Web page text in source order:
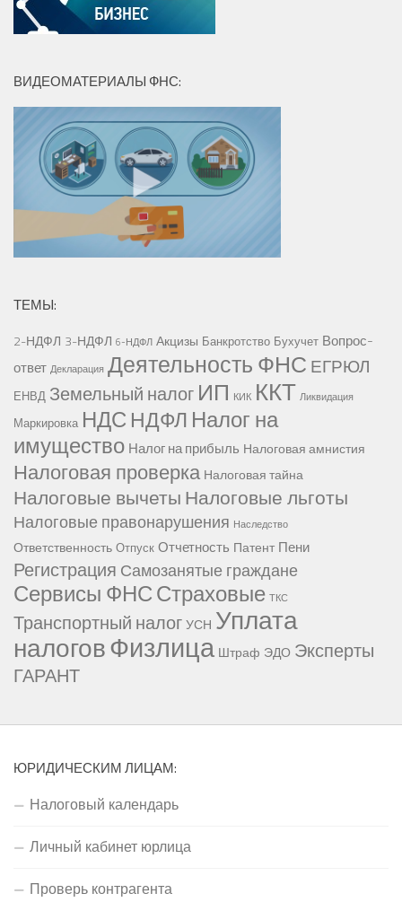
ВИДЕОМАТЕРИАЛЫ ФНС:
ТЕМЫ:
2-НДФЛ 3-НДФЛ 6-НДФЛ Акцизы Банкротство Бухучет Вопрос-
ответ Декларация Деятельность ФНС ЕГРЮЛ
ЕНВД Земельный налог ИП КИК ККТ Ликвидация
Маркировка НДС НДФЛ Налог на
имущество Налог на прибыль Налоговая амнистия
Налоговая проверка Налоговая тайна
Налоговые вычетыНалоговые льготы
Налоговые правонарушения Наследство
Ответственность Отпуск Отчетность Патент Пени
Регистрация Самозанятые граждане
Сервисы ФНССтраховые ТКС
Транспортный налогУСН Уплата
налоговФизлица Штраф ЭДО Эксперты
ГАРАНТ
ЮРИДИЧЕСКИМ ЛИЦАМ:
Налоговый календарь
Личный кабинет юрлица
Проверь контрагента